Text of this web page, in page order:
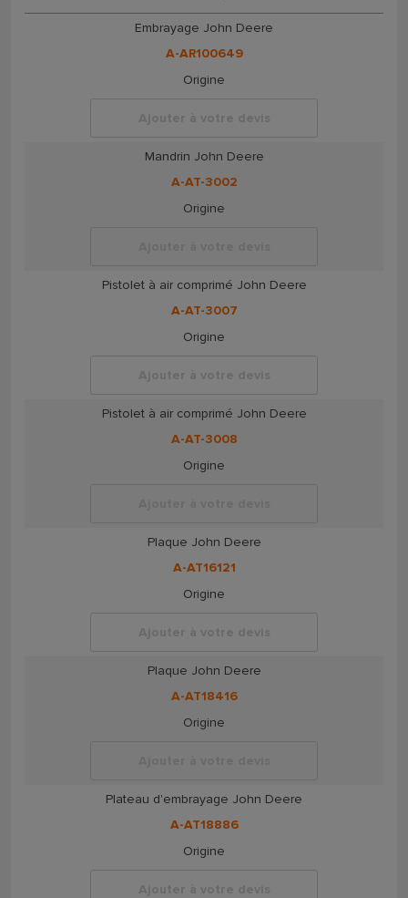
Embrayage John Deere
A-AR100649
Origine
Ajouter à votre devis
Mandrin John Deere
A-AT-3002
Origine
Pistolet à air comprimé John Deere
A-AT-3007
Origine
Ajouter à votre devis
Pistolet à air comprimé John Deere
A-AT-3008
Origine
Plaque John Deere
A-AT16121
Origine
Ajouter à votre devis
Plaque John Deere
A-AT18416
Origine
Plateau d'embrayage John Deere
A-AT18886
Origine
Ajouter à votre devis